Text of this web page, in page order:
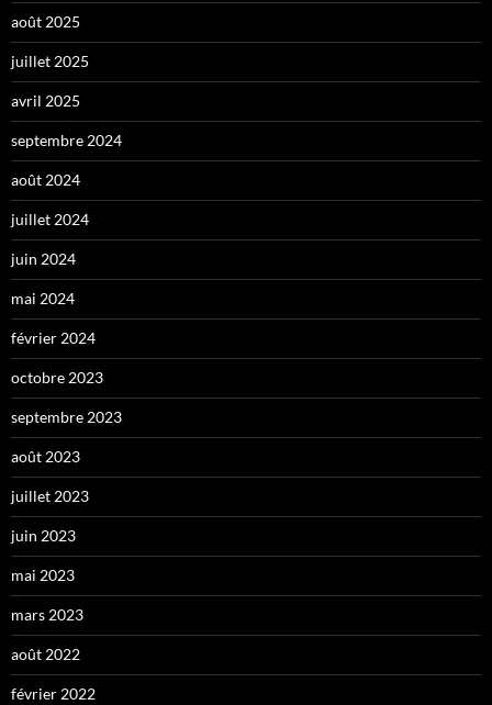
août 2025
juillet 2025
avril 2025
septembre 2024
août 2024
juillet 2024
juin 2024
mai 2024
février 2024
octobre 2023
septembre 2023
août 2023
juillet 2023
juin 2023
mai 2023
mars 2023
août 2022
février 2022